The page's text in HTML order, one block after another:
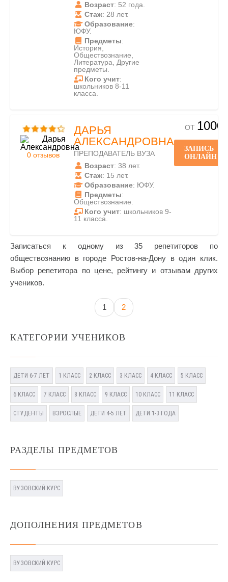
Возраст: 52 года.
Стаж: 28 лет.
Образование:
ЮФУ.
Предметы:
История,
Обществознание,
Литература, Другие
предметы.
Кого учит:
школьников 8-11
класса.
0 отзывов
ДАРЬЯ
АЛЕКСАНДРОВНА
ПРЕПОДАВАТЕЛЬ ВУЗА
Возраст: 38 лет.
Стаж: 15 лет.
Образование: ЮФУ.
Предметы:
Обществознание.
Кого учит: школьников 9-
11 класса.
ОТ 1000
ЗАПИСЬ
ОНЛАЙН
Записаться к одному из 35 репетиторов по
обществознанию в городе Ростов-на-Дону в один клик.
Выбор репетитора по цене, рейтингу и отзывам других
учеников.
1 2
КАТЕГОРИИ УЧЕНИКОВ
ДЕТИ 6-7 ЛЕТ 1 КЛАСС 2 КЛАСС 3 КЛАСС 4 КЛАСС 5 КЛАСС
6 КЛАСС 7 КЛАСС 8 КЛАСС 9 КЛАСС 10 КЛАСС 11 КЛАСС
СТУДЕНТЫ ВЗРОСЛЫЕ ДЕТИ 4-5 ЛЕТ ДЕТИ 1-3 ГОДА
РАЗДЕЛЫ ПРЕДМЕТОВ
ВУЗОВСКИЙ КУРС
ДОПОЛНЕНИЯ ПРЕДМЕТОВ
ВУЗОВСКИЙ КУРС